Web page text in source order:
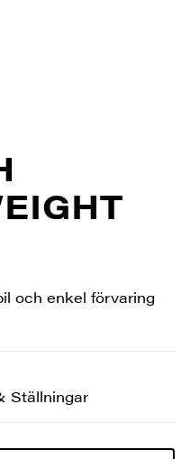
och enkel förvaring
Ställningar